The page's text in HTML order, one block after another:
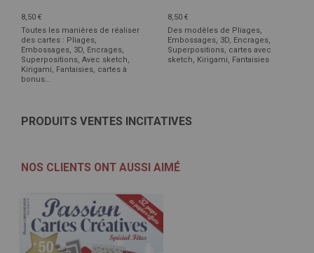
8,50 €
Toutes les manières de réaliser
des cartes : Pliages,
Embossages, 3D, Encrages,
Superpositions, Avec sketch,
Kirigami, Fantaisies, cartes à
bonus…
8,50 €
Des modèles de Pliages,
Embossages, 3D, Encrages,
Superpositions, cartes avec
sketch, Kirigami, Fantaisies
PRODUITS VENTES INCITATIVES
NOS CLIENTS ONT AUSSI AIMÉ